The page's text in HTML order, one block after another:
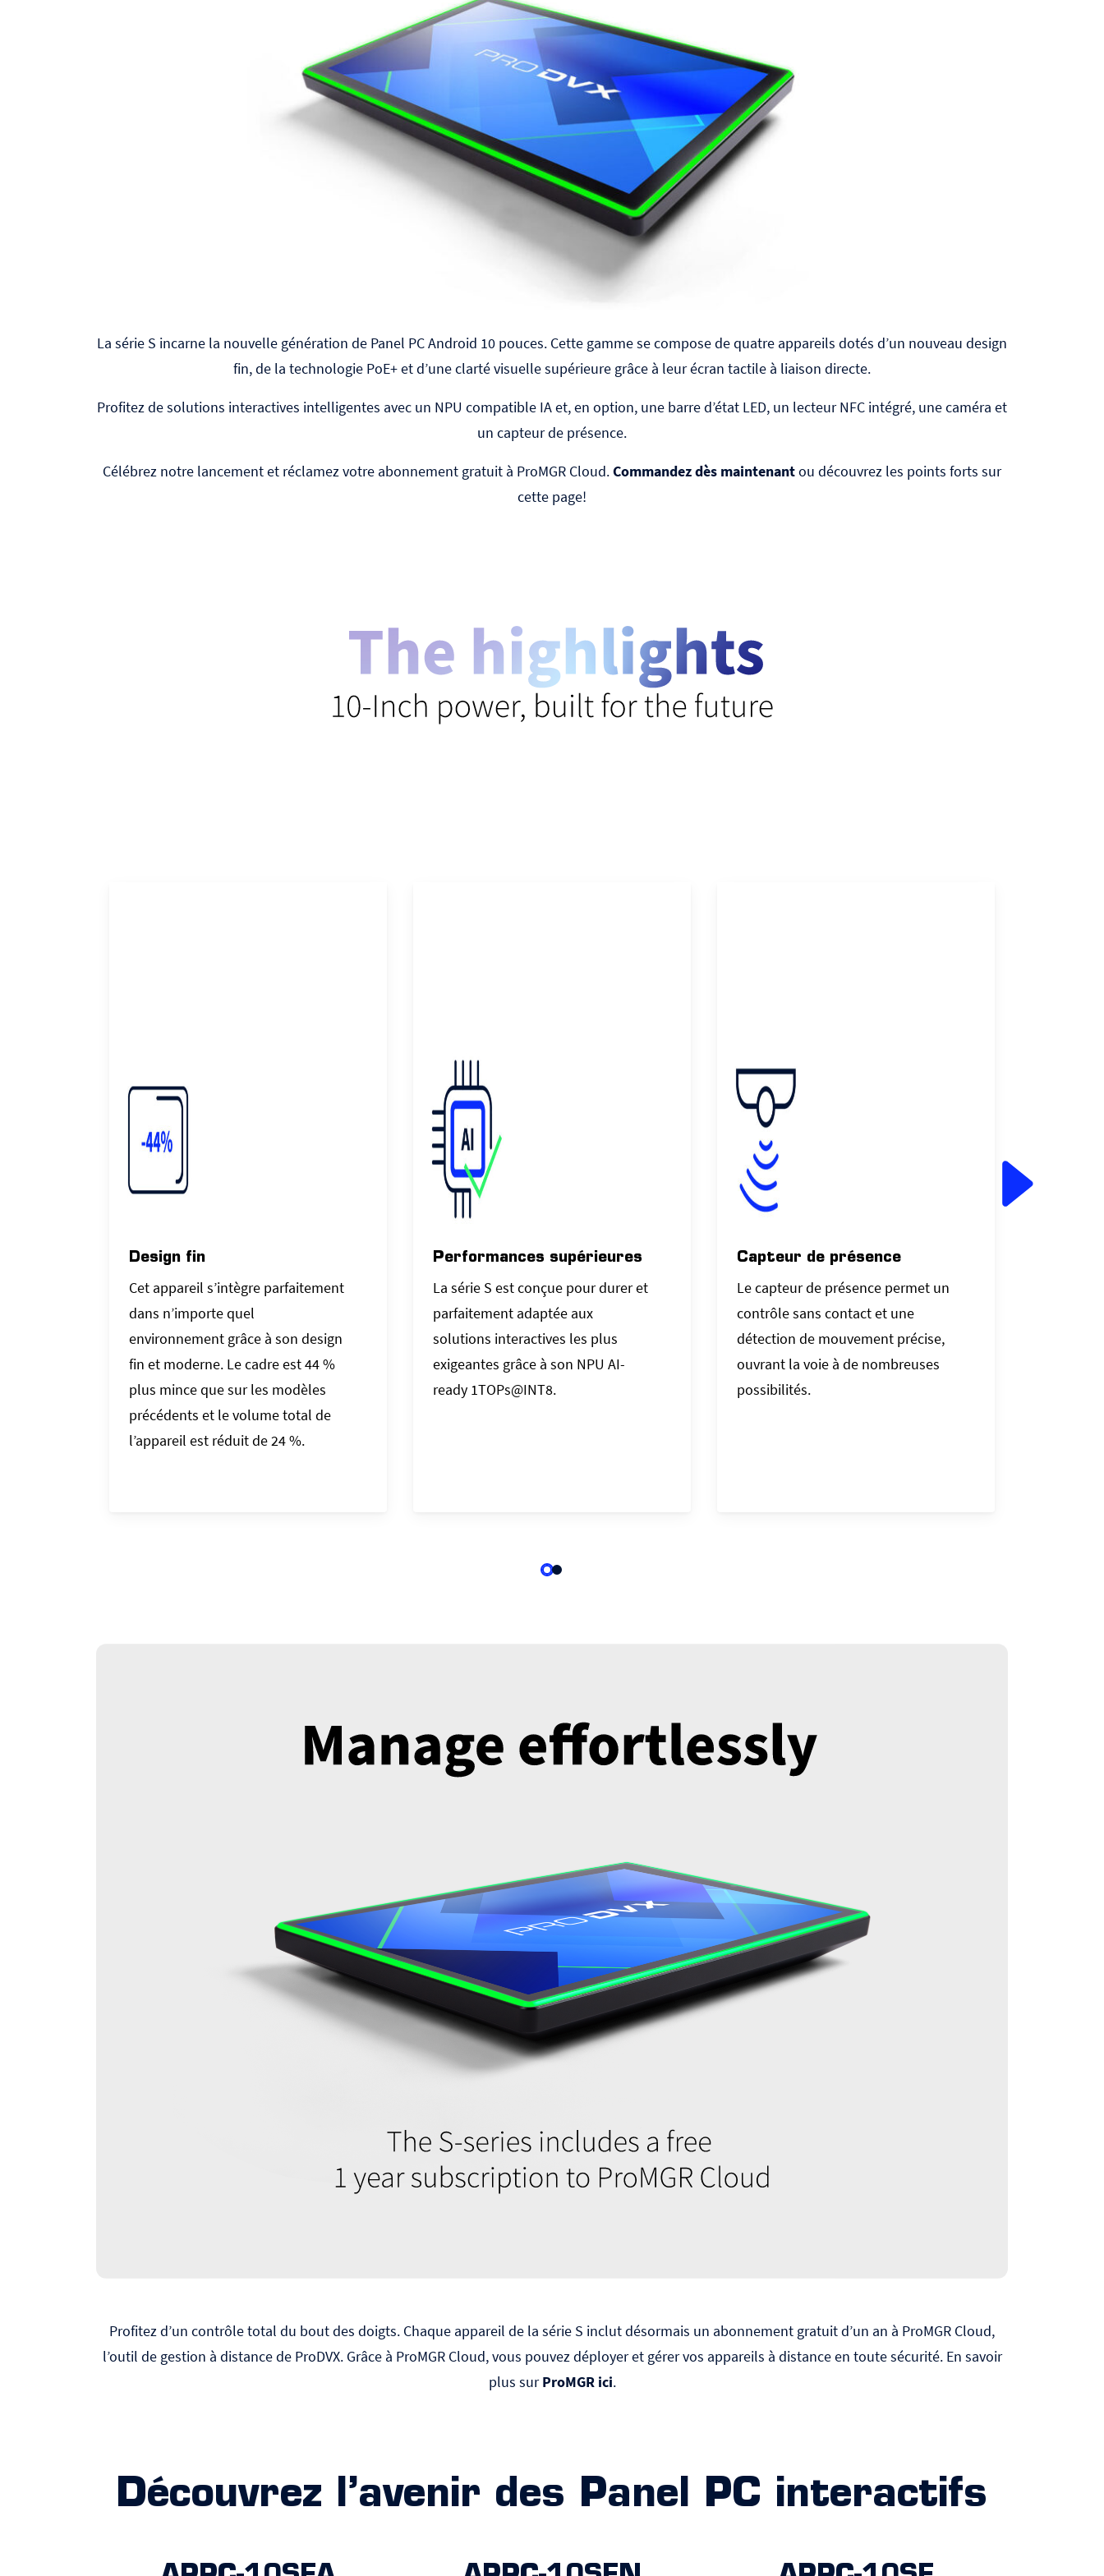
La série S incarne la nouvelle génération de Panel PC Android 10 pouces. Cette gamme se compose de quatre appareils dotés d’un nouveau design
fin, de la technologie PoE+ et d’une clarté visuelle supérieure grâce à leur écran tactile à liaison directe.
Profitez de solutions interactives intelligentes avec un NPU compatible IA et, en option, une barre d’état LED, un lecteur NFC intégré, une caméra et
un capteur de présence.
Célébrez notre lancement et réclamez votre abonnement gratuit à ProMGR Cloud.Commandez dès maintenantou découvrez les points forts sur
cette page!
Design fin
Cet appareil s’intègre parfaitement
dans n’importe quel
environnement grâce à son design
fin et moderne. Le cadre est 44 %
plus mince que sur les modèles
précédents et le volume total de
l’appareil est réduit de 24 %.
Performances supérieures
La série S est conçue pour durer et
parfaitement adaptée aux
solutions interactives les plus
exigeantes grâce à son NPU AI-
ready 1TOPs@INT8.
Capteur de présence
Le capteur de présence permet un
contrôle sans contact et une
détection de mouvement précise,
ouvrant la voie à de nombreuses
possibilités.
Profitez d’un contrôle total du bout des doigts. Chaque appareil de la série S inclut désormais un abonnement gratuit d’un an à ProMGR Cloud,
l’outil de gestion à distance de ProDVX. Grâce à ProMGR Cloud, vous pouvez déployer et gérer vos appareils à distance en toute sécurité. En savoir
plus surProMGR ici.
Découvrez l’avenir des Panel PC interactifs